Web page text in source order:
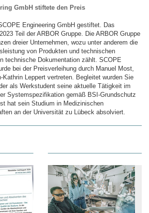
GmbH stiftete den Preis
Engineering GmbH gestiftet. Das
Teil der ARBOR Gruppe. Die ARBOR Gruppe
dreier Unternehmen, wozu unter anderem die
von Produkten und technischen
technische Dokumentation zählt. SCOPE
bei der Preisverleihung durch Manuel Most,
Kathrin Leppert vertreten. Begleitet wurden Sie
als Werkstudent seine aktuelle Tätigkeit im
Systemspezifikation gemäß BSI-Grundschutz
hat sein Studium in Medizinischen
an der Universität zu Lübeck absolviert.